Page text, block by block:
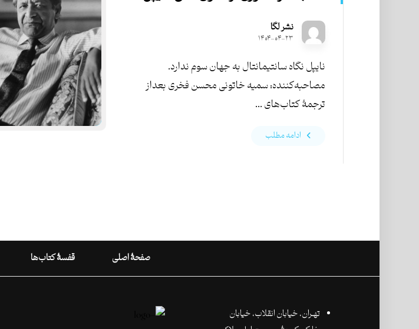
نشر لگا
۱۴۰۴-۰۴-۲۳
نایپل نگاه سانتیمانتال به جهان سوم ندارد.
مصاحبه‌کننده: سمیه خاتونی محسن فخری بعد‌از
ترجمهٔ کتاب‌های ...
ادامه مطلب
صفحۀ اصلی قفسۀ کتاب‌ها
تهـران،‌ خیابان انقلاب، خیابان